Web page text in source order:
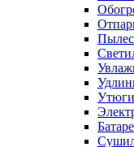
Утюги